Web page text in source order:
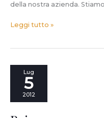
della nostra azienda.
Leggi tutto »
Lug
5
2012
Brianza
2030: